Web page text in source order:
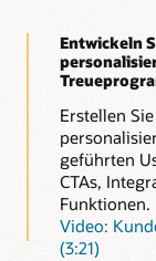
Entwickeln
Erstellen
geführten
CTAs,
Funktionen.
Video:
(3:21)